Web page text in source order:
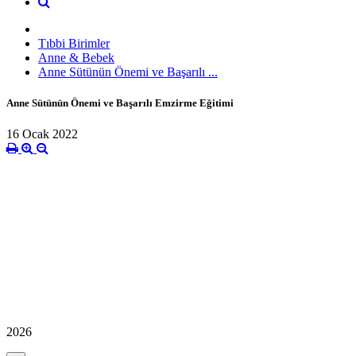
Tıbbi Birimler
Anne & Bebek
Anne Sütünün Önemi ve Başarılı ...
Anne Sütünün Önemi ve Başarılı Emzirme Eğitimi
16 Ocak 2022
2026